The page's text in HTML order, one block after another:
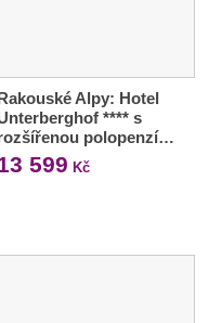
Alpy: Hotel
**** s
polopenzí…
599 Kč